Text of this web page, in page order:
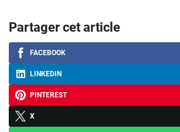
Partager cet article
FACEBOOK
LINKEDIN
PINTEREST
X